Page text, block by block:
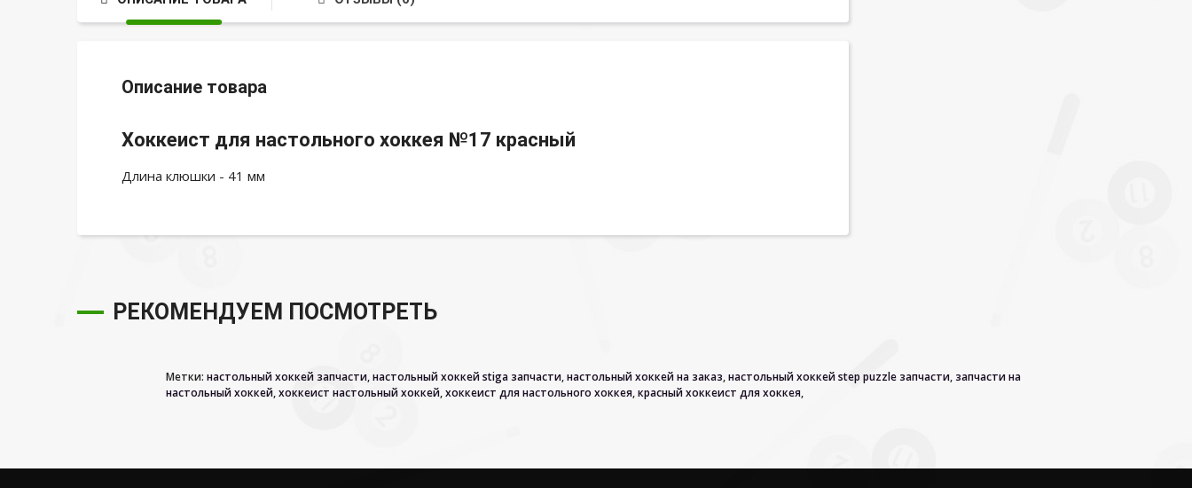
Описание товара
Хоккеист для настольного хоккея №17 красный
Длина клюшки - 41 мм
РЕКОМЕНДУЕМ ПОСМОТРЕТЬ
Метки: настольный хоккей запчасти,настольный хоккей stiga запчасти,настольный хоккей на заказ,настольный хоккей step puzzle запчасти, запчасти на
настольный хоккей,хоккеист настольный хоккей,хоккеист для настольного хоккея,красный хоккеист для хоккея,